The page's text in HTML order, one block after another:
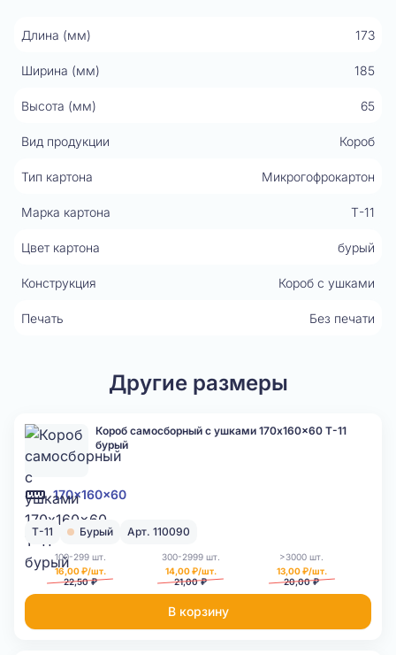
Длина (мм) 173
Ширина (мм) 185
Высота (мм) 65
Вид продукции Короб
Тип картона Микрогофрокартон
Марка картона Т-11
Цвет картона бурый
Конструкция Короб с ушками
Печать Без печати
Другие размеры
170x160x60
Короб самосборный с ушками 170x160x60 Т-11
бурый
Т-11 Бурый Арт. 110090
100-299 шт.
16,00 ₽/шт.
22,50 ₽
300-2999 шт.
14,00 ₽/шт.
21,00 ₽
>3000 шт.
13,00 ₽/шт.
20,00 ₽
В корзину